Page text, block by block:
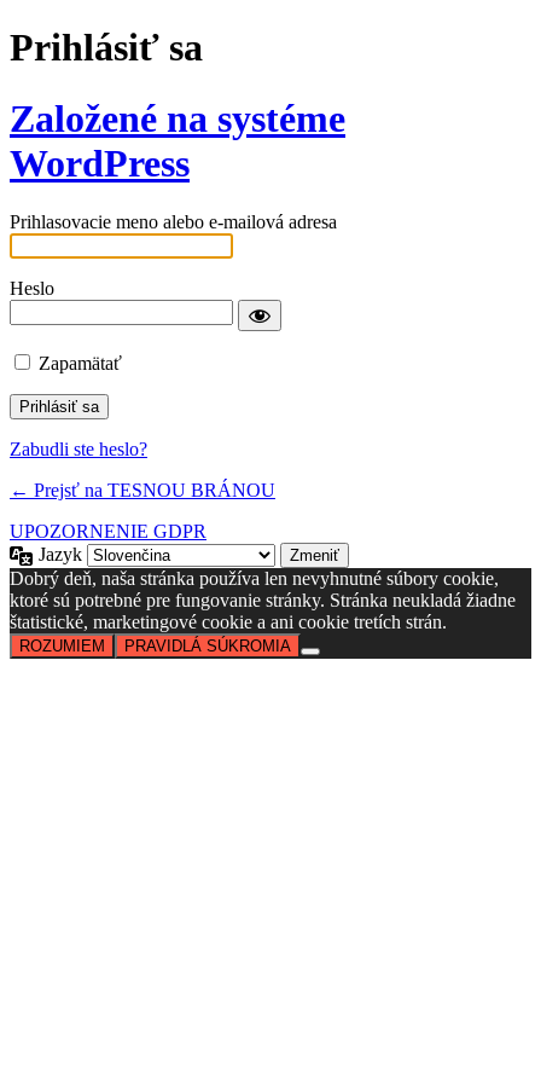
Prihlásiť sa
Založené na systéme
WordPress
Prihlasovacie meno alebo e-mailová adresa
Heslo
Zapamätať
Zabudli ste heslo?
← Prejsť na TESNOU BRÁNOU
UPOZORNENIE GDPR
Jazyk
Dobrý deň, naša stránka používa len nevyhnutné súbory cookie,
ktoré sú potrebné pre fungovanie stránky. Stránka neukladá žiadne
štatistické, marketingové cookie a ani cookie tretích strán.
ROZUMIEM PRAVIDLÁ SÚKROMIA